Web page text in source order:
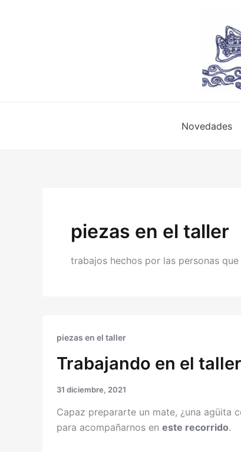
Novedades
piezas en el taller
trabajos hechos por las personas
piezas en el taller
Trabajando en el
31 diciembre, 2021
Capaz prepararte un mate, ¿una agüita
para acompañarnos en este recorrido.